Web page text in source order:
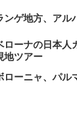
ンゲ地方、アル
ローナの日本人
地ツアー
ローニャ、パル